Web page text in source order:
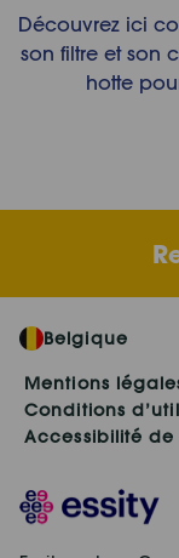
Découvrez ici
son filtre et son
hotte
Belgique
Mentions
Conditions
Accessibilité de